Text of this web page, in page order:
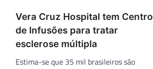
Vera Cruz Hospital tem Centro
de Infusões para tratar
esclerose múltipla
Estima-se que 35 mil brasileiros são